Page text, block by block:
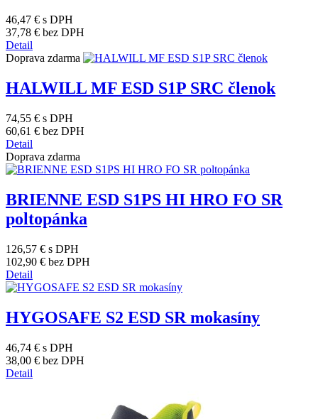
46,47 € s DPH
37,78 € bez DPH
Detail
Doprava zdarma
HALWILL MF ESD S1P SRC členok
74,55 € s DPH
60,61 € bez DPH
Detail
Doprava zdarma
BRIENNE ESD S1PS HI HRO FO SR
poltopánka
126,57 € s DPH
102,90 € bez DPH
Detail
HYGOSAFE S2 ESD SR mokasíny
46,74 € s DPH
38,00 € bez DPH
Detail